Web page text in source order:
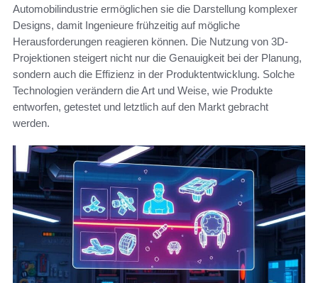
Automobilindustrie ermöglichen sie die Darstellung komplexer
Designs, damit Ingenieure frühzeitig auf mögliche
Herausforderungen reagieren können. Die Nutzung von 3D-
Projektionen steigert nicht nur die Genauigkeit bei der Planung,
sondern auch die Effizienz in der Produktentwicklung. Solche
Technologien verändern die Art und Weise, wie Produkte
entworfen, getestet und letztlich auf den Markt gebracht
werden.